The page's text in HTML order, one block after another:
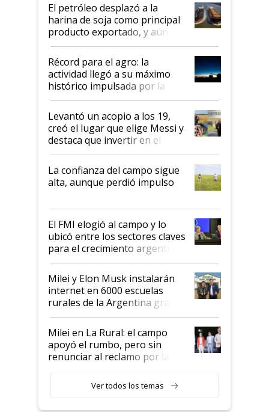
El petróleo desplazó a la
harina de soja como principal
producto exportado, y aún así
el agro aportó casi seis de cada
diez dólares y sostuvo el
liderazgo en un semestre
récord
Récord para el agro: la
actividad llegó a su máximo
histórico impulsada por la
cosecha y las exportaciones
Levantó un acopio a los 19,
creó el lugar que elige Messi y
destaca que invertir en el
kirchnerismo era como "darle
plata a un hijo para droga":
Juan Félix Rossetti, el libertario
que de una dura crisis salió
de Milei
La confianza del campo sigue
alta, aunque perdió impulso
El FMI elogió al campo y lo
ubicó entre los sectores claves
para el crecimiento argentino
Milei y Elon Musk instalarán
internet en 6000 escuelas
rurales de la Argentina gracias
a un acuerdo con Starlink
Milei en La Rural: el campo
apoyó el rumbo, pero sin
renunciar al reclamo por las
Ver todos los temas